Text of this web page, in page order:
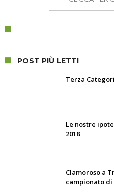
POST PIÙ LETTI
Terza
Le nostre
2018
Clamoroso a
campionato